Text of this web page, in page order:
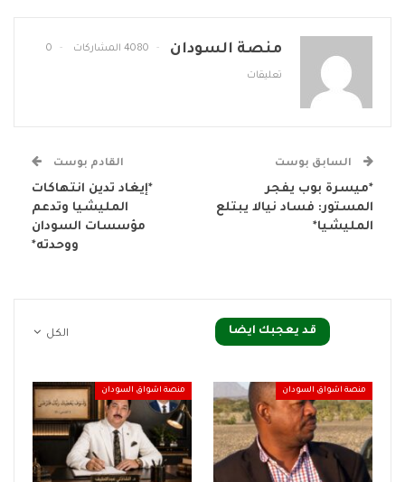
منصة السودان 4080 المشاركات 0
تعليقات
السابق بوست
*ميسرة بوب يفجر
المستور: فساد نيالا يبتلع
المليشيا*
القادم بوست
*إيغاد تدين انتهاكات
المليشيا وتدعم
مؤسسات السودان
ووحدته*
الكل قد يعجبك ايضا
منصة اشواق السودان منصة اشواق السودان